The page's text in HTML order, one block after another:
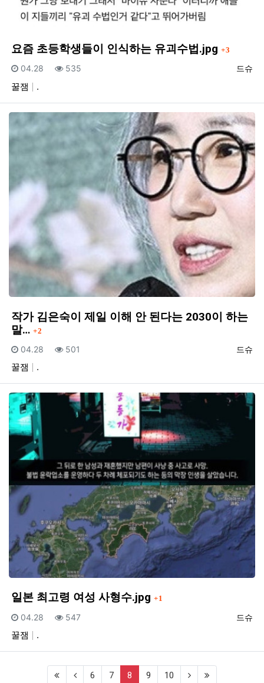
요즘 초등학생들이 인식하는 유괴수법.jpg 댓글
3
등록자
드슈
등록일
04.28 조회
535
꿀잼 .
작가 김은숙이 제일 이해 안 된다는 2030이 하는
말… 댓글
2
등록자
드슈
등록일
04.28 조회
501
꿀잼 .
일본 최고령 여성 사형수.jpg 댓글
1
등록자
드슈
등록일
04.28 조회
547
꿀잼 .
6 7 8 (current)
9 10